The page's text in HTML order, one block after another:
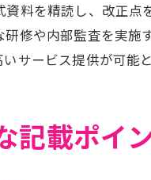
料を精読し、改正
修や内部監査を実
サービス提供が可能と
記載ポイ